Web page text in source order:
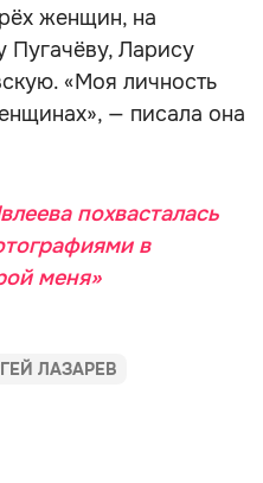
женщин, на
Пугачёву, Ларису
«Моя личность
— писала она
похвасталась
в
меня»
ЛАЗАРЕВ